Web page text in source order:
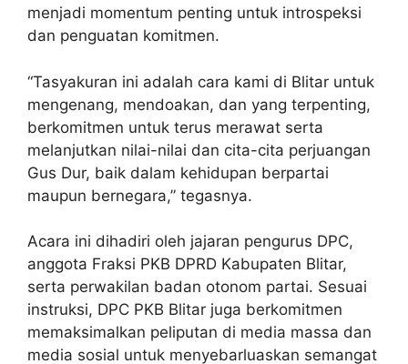
menjadi momentum penting untuk introspeksi
dan penguatan komitmen.
“Tasyakuran ini adalah cara kami di Blitar untuk
mengenang, mendoakan, dan yang terpenting,
berkomitmen untuk terus merawat serta
melanjutkan nilai-nilai dan cita-cita perjuangan
Gus Dur, baik dalam kehidupan berpartai
maupun bernegara,” tegasnya.
Acara ini dihadiri oleh jajaran pengurus DPC,
anggota Fraksi PKB DPRD Kabupaten Blitar,
serta perwakilan badan otonom partai. Sesuai
instruksi, DPC PKB Blitar juga berkomitmen
memaksimalkan peliputan di media massa dan
media sosial untuk menyebarluaskan semangat